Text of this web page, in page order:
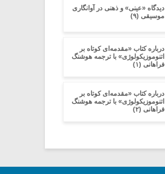
دیدگاه «عینی» و ذهنی در آوانگاری
موسیقی (۹)
درباره کتاب «مقدمه‌ای کوتاه بر
اتنوموزیکولوژی» با ترجمه هوشنگ
فراهانی (۱)
درباره کتاب «مقدمه‌ای کوتاه بر
اتنوموزیکولوژی» با ترجمه هوشنگ
فراهانی (۲)